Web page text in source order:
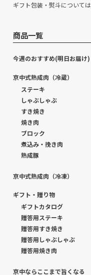
ギフト包装・熨斗については
商品一覧
今週のおすすめ(明日お届け)
京中式熟成肉（冷蔵）
ステーキ
しゃぶしゃぶ
すき焼き
焼き肉
ブロック
煮込み・挽き肉
熟成豚
京中式熟成肉（冷凍）
ギフト・贈り物
ギフトカタログ
贈答用ステーキ
贈答用すき焼き
贈答用しゃぶしゃぶ
贈答用焼き肉
京中ならここまで旨くなる